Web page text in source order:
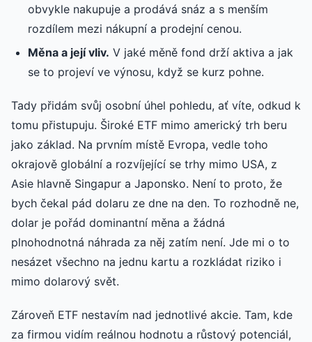
obvykle nakupuje a prodává snáz a s menším
rozdílem mezi nákupní a prodejní cenou.
Měna a její vliv. V jaké měně fond drží aktiva a jak
se to projeví ve výnosu, když se kurz pohne.
Tady přidám svůj osobní úhel pohledu, ať víte, odkud k
tomu přistupuju. Široké ETF mimo americký trh beru
jako základ. Na prvním místě Evropa, vedle toho
okrajově globální a rozvíjející se trhy mimo USA, z
Asie hlavně Singapur a Japonsko. Není to proto, že
bych čekal pád dolaru ze dne na den. To rozhodně ne,
dolar je pořád dominantní měna a žádná
plnohodnotná náhrada za něj zatím není. Jde mi o to
nesázet všechno na jednu kartu a rozkládat riziko i
mimo dolarový svět.
Zároveň ETF nestavím nad jednotlivé akcie. Tam, kde
za firmou vidím reálnou hodnotu a růstový potenciál,